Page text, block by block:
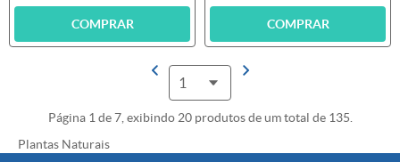
COMPRAR COMPRAR
Página 1 de 7, exibindo 20 produtos de um total de 135.
Plantas Naturais